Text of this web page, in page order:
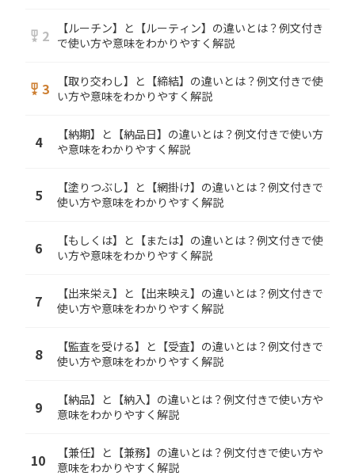
military_tech 2
【ルーチン】と【ルーティン】の違いとは？例文付き
で使い方や意味をわかりやすく解説
military_tech 3
【取り交わし】と【締結】の違いとは？例文付きで使
い方や意味をわかりやすく解説
4
【納期】と【納品日】の違いとは？例文付きで使い方
や意味をわかりやすく解説
5
【塗りつぶし】と【網掛け】の違いとは？例文付きで
使い方や意味をわかりやすく解説
6
【もしくは】と【または】の違いとは？例文付きで使
い方や意味をわかりやすく解説
7
【出来栄え】と【出来映え】の違いとは？例文付きで
使い方や意味をわかりやすく解説
8
【監査を受ける】と【受査】の違いとは？例文付きで
使い方や意味をわかりやすく解説
9
【納品】と【納入】の違いとは？例文付きで使い方や
意味をわかりやすく解説
10
【兼任】と【兼務】の違いとは？例文付きで使い方や
意味をわかりやすく解説